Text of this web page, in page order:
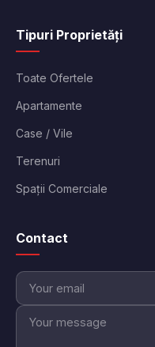
Tipuri Proprietăți
Toate Ofertele
Apartamente
Case / Vile
Terenuri
Spații Comerciale
Contact